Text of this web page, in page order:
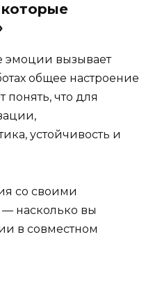
эмоции вызывает
общее настроение
что для
устойчивость и
со своими
насколько вы
в совместном